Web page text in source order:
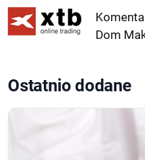
Dom
Ostatnio dodane